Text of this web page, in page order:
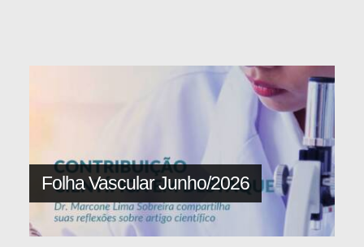
Folha Vascular Junho/2026